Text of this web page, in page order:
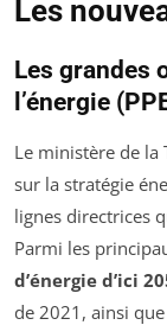
Les
Les grandes
l’énergie
Le ministère de
sur la stratégie
lignes directrices
Parmi les
d’énergie d’ici
de 2021, ainsi